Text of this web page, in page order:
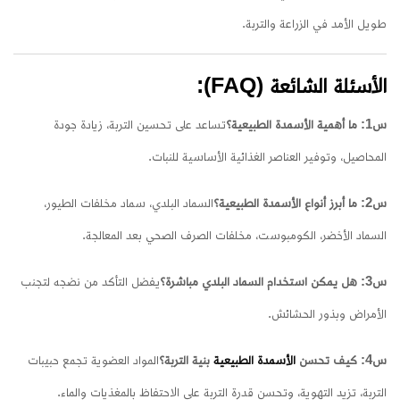
طويل الأمد في الزراعة والتربة.
الأسئلة الشائعة (FAQ):
س1: ما أهمية الأسمدة الطبيعية؟ تساعد على تحسين التربة، زيادة جودة
المحاصيل، وتوفير العناصر الغذائية الأساسية للنبات.
س2: ما أبرز أنواع الأسمدة الطبيعية؟ السماد البلدي، سماد مخلفات الطيور،
السماد الأخضر، الكومبوست، مخلفات الصرف الصحي بعد المعالجة.
س3: هل يمكن استخدام السماد البلدي مباشرة؟ يفضل التأكد من نضجه لتجنب
الأمراض وبذور الحشائش.
س4: كيف تحسن الأسمدة الطبيعية بنية التربة؟المواد العضوية تجمع حبيبات
التربة، تزيد التهوية، وتحسن قدرة التربة على الاحتفاظ بالمغذيات والماء.